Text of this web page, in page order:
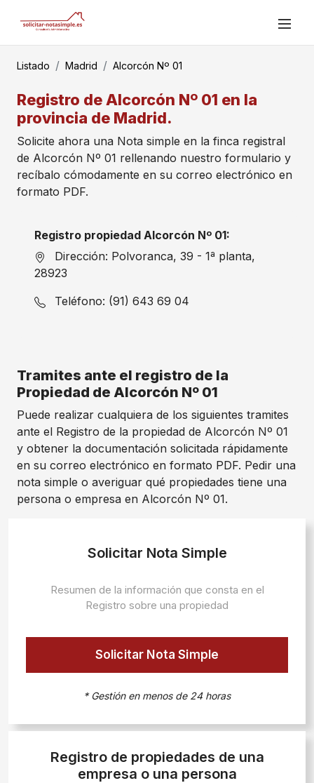
Listado Madrid Alcorcón Nº 01
Registro de Alcorcón Nº 01 en la
provincia de Madrid.
Solicite ahora una Nota simple en la finca registral
de Alcorcón Nº 01 rellenando nuestro formulario y
recíbalo cómodamente en su correo electrónico en
formato PDF.
Registro propiedad Alcorcón Nº 01:
Dirección: Polvoranca, 39 - 1ª planta,
28923
Teléfono: (91) 643 69 04
Tramites ante el registro de la
Propiedad de Alcorcón Nº 01
Puede realizar cualquiera de los siguientes tramites
ante el Registro de la propiedad de Alcorcón Nº 01
y obtener la documentación solicitada rápidamente
en su correo electrónico en formato PDF. Pedir una
nota simple o averiguar qué propiedades tiene una
persona o empresa en Alcorcón Nº 01.
Solicitar Nota Simple
Resumen de la información que consta en el
Registro sobre una propiedad
Solicitar Nota Simple
* Gestión en menos de 24 horas
Registro de propiedades de una
empresa o una persona